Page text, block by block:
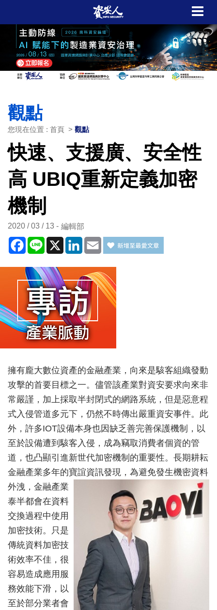
觀點
您現在位置 : 首頁 > 觀點
快速、支援廣、安全性
高 UBIQ重新定義加密
機制
2020 / 03 / 13 編輯部
Facebook
Line X LinkedIn
Email
擁有龐大數位資產的金融產業，向來是駭客組織發動
攻擊的首要目標之一。儘管該產業對資安要求向來非
常嚴謹，加上採取半封閉式的網路系統，但是惡意程
式入侵管道多元下，仍然不時傳出嚴重資安事件。此
外，許多IOT設備本身也因缺乏善完善保護機制，以
至於設備遭到駭客入侵，成為竊取消費者個資的管
道，也凸顯引進新世代加密機制的重要性。長期耕耘
金融產業多年的寶誼資訊發現，為避免發生機密資料
外洩，金融產業
泰半都會在資料
交換過程中使用
加密技術。只是
傳統資料加密技
術效率不佳，很
容易造成應用服
務效能下滑，以
至於部分業者會